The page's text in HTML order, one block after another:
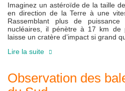
Imaginez un astéroïde de la taille
en direction de la Terre à une
Rassemblant plus de
nucléaires, il pénètre à 17 km de
laisse un cratère d’impact si grand
Lire la suite
Observation des